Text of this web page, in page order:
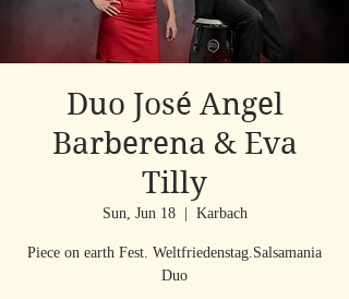
Duo José Angel
Barberena & Eva
Tilly
Sun, Jun 18
  |
Karbach
Piece on earth Fest. Weltfriedenstag.Salsamania
Duo